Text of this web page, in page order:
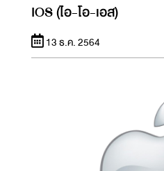
IOS (ไอ-โอ-เอส)
13 ธ.ค. 2564